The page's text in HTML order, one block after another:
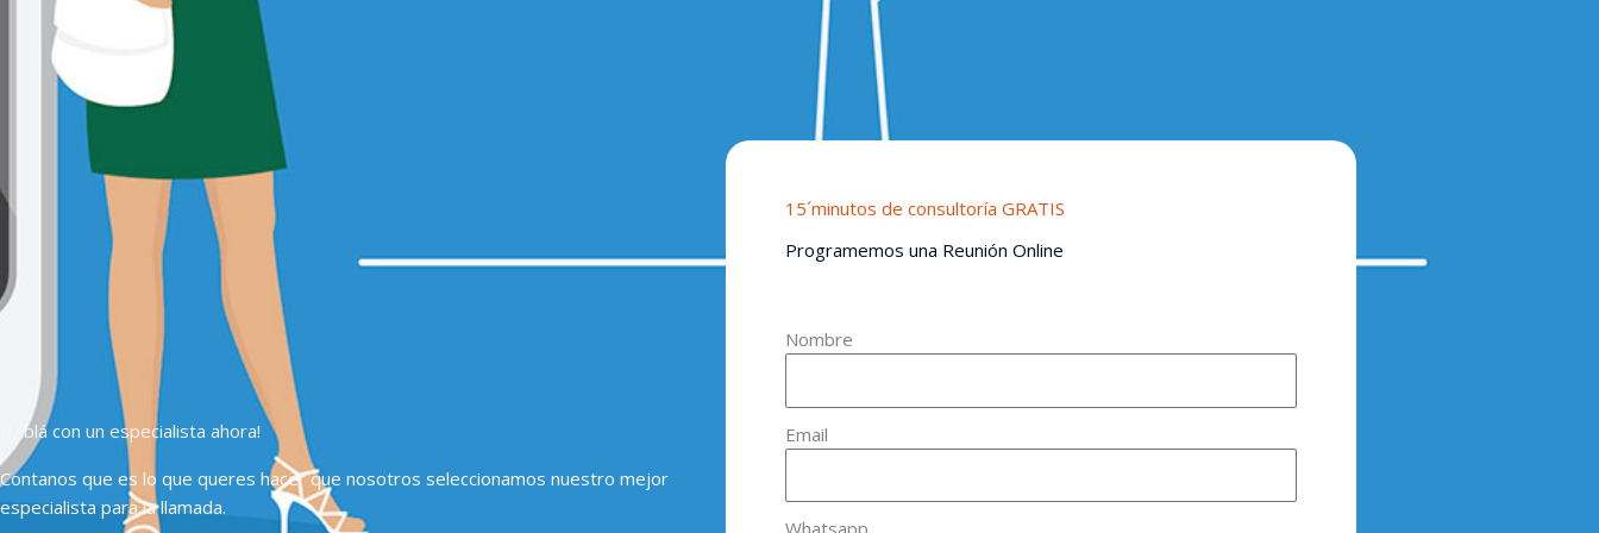
Hablá con un especialista ahora!
Contanos que es lo que queres hacer que nosotros seleccionamos nuestro mejor
especialista para la llamada.
15´minutos de consultoría GRATIS
Programemos una Reunión Online
Nombre
Email